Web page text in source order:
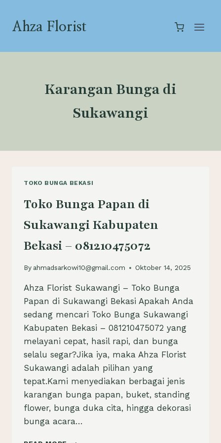
content
Ahza Florist
Karangan Bunga di
Sukawangi
TOKO BUNGA BEKASI
Toko Bunga Papan di
Sukawangi Kabupaten
Bekasi – 081210475072
By ahmadsarkowi10@gmail.com Oktober 14, 2025
Ahza Florist Sukawangi – Toko Bunga
Papan di Sukawangi Bekasi Apakah Anda
sedang mencari Toko Bunga Sukawangi
Kabupaten Bekasi – 081210475072 yang
melayani cepat, hasil rapi, dan bunga
selalu segar?Jika iya, maka Ahza Florist
Sukawangi adalah pilihan yang
tepat.Kami menyediakan berbagai jenis
karangan bunga papan, buket, standing
flower, bunga duka cita, hingga dekorasi
bunga acara…
TOKO